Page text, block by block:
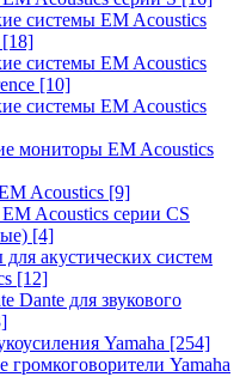
системы EM Acoustics
[18]
системы EM Acoustics
[10]
системы EM Acoustics
мониторы EM Acoustics
Acoustics [9]
Acoustics серии CS
[4]
для акустических систем
[12]
Dante для звукового
Yamaha [254]
громкоговорители Yamaha